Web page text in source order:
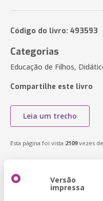
Código do livro: 493593
Categorias
Educação de Filhos,
Compartilhe este livro
Leia um trecho
Esta página foi vista 2109vezes
Versão
impressa